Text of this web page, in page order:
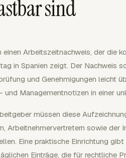
sind
einen Arbeitszeitnachweis, der die
in Spanien zeigt. Der Nachweis
und Genehmigungen leicht
und Managementnotizen in einer
müssen diese
Arbeitnehmervertretern sowie
Eine praktische Einrichtung
Einträge, die für rechtliche